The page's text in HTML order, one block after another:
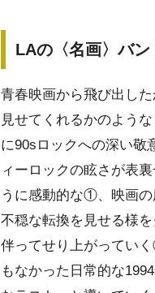
LAの〈名画〉バ
青春映画から飛び出し
見せてくれるかのよう
に90sロックへの深い敬
ィーロックの眩さが表
うに感動的な①、映画
不穏な転換を見せる様
伴ってせり上がってい
もなかった日常的な